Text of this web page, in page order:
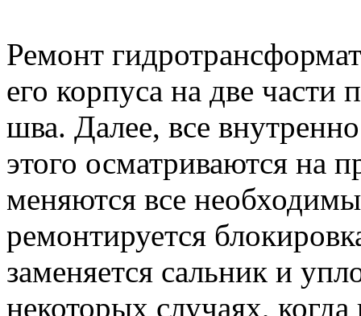
Ремонт
его корпуса на две части
шва. Далее, все
этого осматриваются на
меняются все
ремонтируется
заменяется сальник и
некоторых случаях, когда